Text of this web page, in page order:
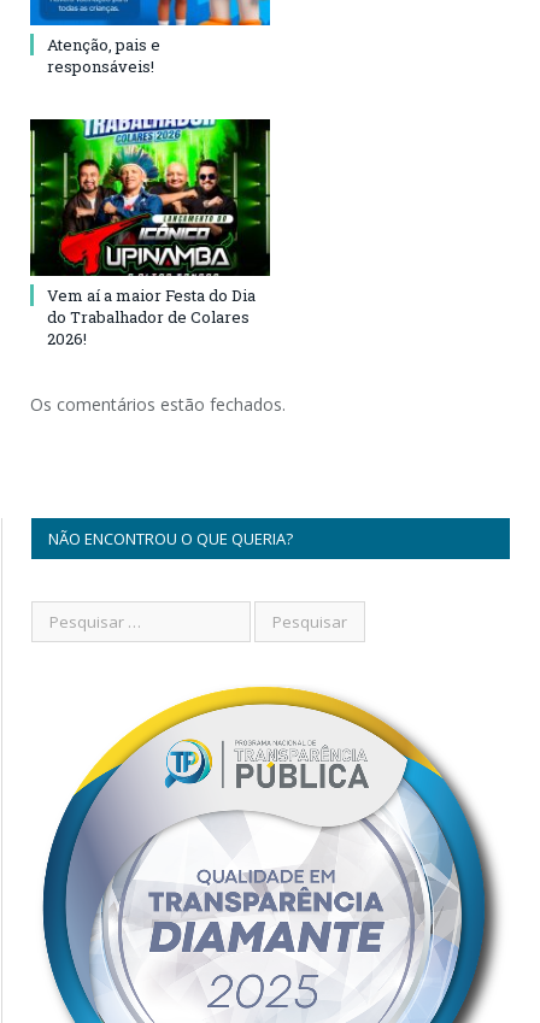
Atenção, pais e
responsáveis!
Vem aí a maior Festa do Dia
do Trabalhador de Colares
2026!
Os comentários estão fechados.
NÃO ENCONTROU O QUE QUERIA?